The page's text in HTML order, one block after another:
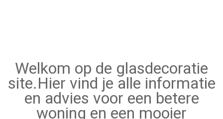
Welkom op de glasdecoratie
site.Hier vind je alle informatie
en advies voor een betere
woning en een mooier